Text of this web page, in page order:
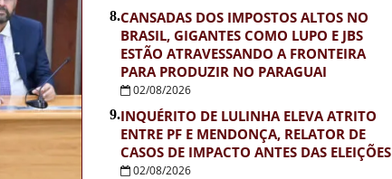
8.CANSADAS DOS IMPOSTOS ALTOS NO
BRASIL, GIGANTES COMO LUPO E JBS
ESTÃO ATRAVESSANDO A FRONTEIRA
PARA PRODUZIR NO PARAGUAI
02/08/2026
9.INQUÉRITO DE LULINHA ELEVA ATRITO
ENTRE PF E MENDONÇA, RELATOR DE
CASOS DE IMPACTO ANTES DAS ELEIÇÕES
02/08/2026